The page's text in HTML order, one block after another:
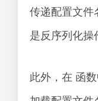
传递配置文件
是反序列化操
此外，在 函